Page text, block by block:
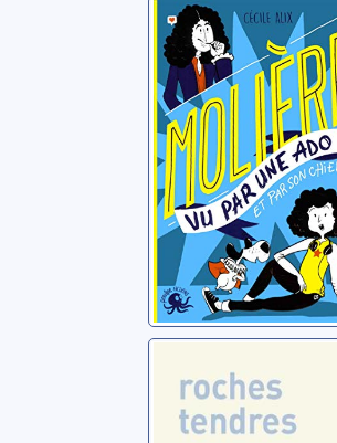
Molière vu par
une ado [et par
son chien!]
Alix, Cécile
Burri, Julien